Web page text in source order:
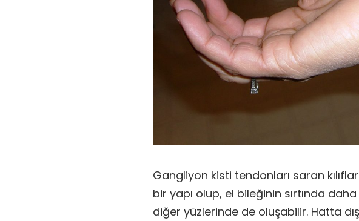
Gangliyon kisti tendonları saran
bir yapı olup, el bileğinin sırtında
diğer yüzlerinde de oluşabilir. Hatta